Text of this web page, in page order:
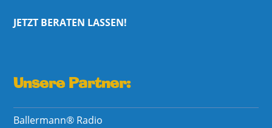
JETZT BERATEN LASSEN!
Unsere Partner:
Ballermann® Radio